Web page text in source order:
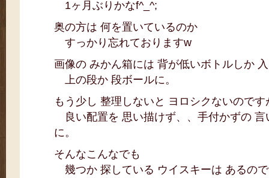
1ヶ月ぶりかなf^_^;
奥の方は 何を置いているのか
すっかり忘れておりますw
画像の みかん箱には 背が低いボトルしか
上の段か 段ボールに。
もう少し 整理しないと ヨロシクないのです
良い配置を 思い描けず、、手付かずの 言
に。
そんなこんなでも
幾つか 探している ウイスキーは あるの